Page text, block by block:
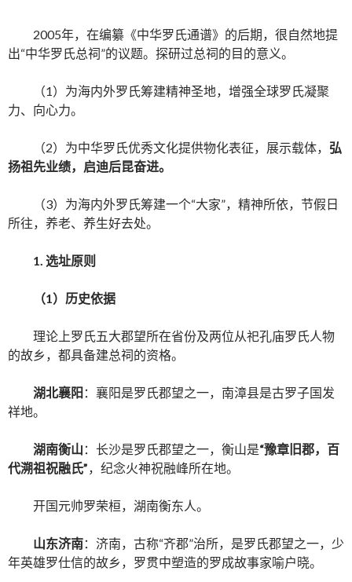
2005年，在编纂《中华罗氏通谱》的后期，很自然地提
出“中华罗氏总祠”的议题。探研过总祠的目的意义。
（1）为海内外罗氏筹建精神圣地，增强全球罗氏凝聚
力、向心力。
（2）为中华罗氏优秀文化提供物化表征，展示载体， 弘
扬祖先业绩，启迪后昆奋进。
（3）为海内外罗氏筹建一个“大家”，精神所依，节假日
所往，养老、养生好去处。
1. 选址原则
（1）历史依据
理论上罗氏五大郡望所在省份及两位从祀孔庙罗氏人物
的故乡，都具备建总祠的资格。
湖北襄阳 ：襄阳是罗氏郡望之一，南漳县是古罗子国发
祥地。
湖南衡山 ：长沙是罗氏郡望之一，衡山是“豫章旧郡，百
代溯祖祝融氏”，纪念火神祝融峰所在地。
开国元帅罗荣桓，湖南衡东人。
山东济南：济南，古称“齐郡”治所，是罗氏郡望之一，少
年英雄罗仕信的故乡，罗贯中塑造的罗成故事家喻户晓。